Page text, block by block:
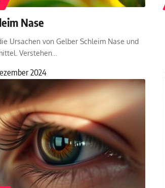
Nase
Ursachen von Gelber Schleim Nase und
Verstehen
2024